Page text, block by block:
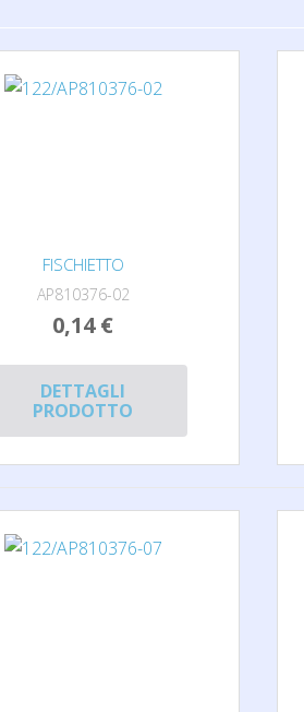
FISCHIETTO
AP810376-02
0,14 €
DETTAGLI
PRODOTTO